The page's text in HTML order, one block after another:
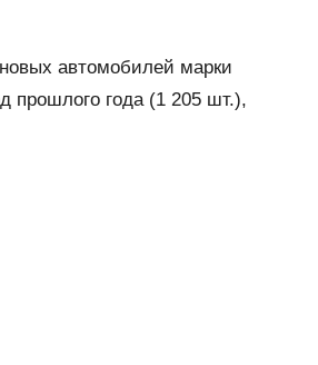
автомобилей марки
прошлого года (1 205 шт.),